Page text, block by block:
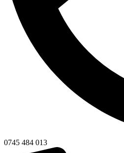
0745 484 013